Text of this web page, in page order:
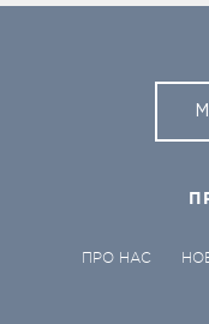
ПРО НАС